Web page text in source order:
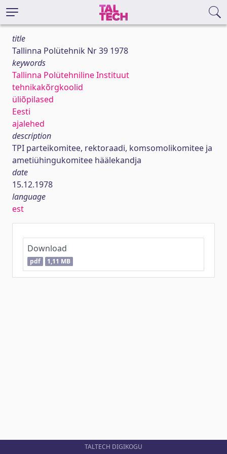
title
Tallinna Polütehnik Nr 39 1978
keywords
Tallinna Polütehniline Instituut
tehnikakõrgkoolid
üliõpilased
Eesti
ajalehed
description
TPI parteikomitee, rektoraadi, komsomolikomitee ja
ametiühingukomitee häälekandja
date
15.12.1978
language
est
Download
pdf 1,11 MB
TALTECH DIGIKOGU